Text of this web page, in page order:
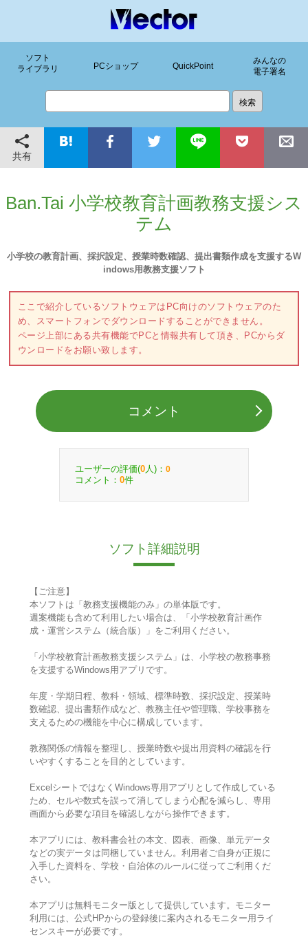
ソフト
ライブラリ
PCショップ QuickPoint
みんなの
電子署名
共有
Ban.Tai 小学校教育計画教務支援シス
テム
小学校の教育計画、採択設定、授業時数確認、提出書類作成を支援するW
indows用教務支援ソフト
ここで紹介しているソフトウェアはPC向けのソフトウェアのた
め、スマートフォンでダウンロードすることができません。
ページ上部にある共有機能でPCと情報共有して頂き、PCからダ
ウンロードをお願い致します。
コメント
ユーザーの評価(0 人)： 0
コメント： 0件
ソフト詳細説明
【ご注意】
本ソフトは「教務支援機能のみ」の単体版です。
週案機能も含めて利用したい場合は、「小学校教育計画作
成・運営システム（統合版）」をご利用ください。
「小学校教育計画教務支援システム」は、小学校の教務事務
を支援するWindows用アプリです。
年度・学期日程、教科・領域、標準時数、採択設定、授業時
数確認、提出書類作成など、教務主任や管理職、学校事務を
支えるための機能を中心に構成しています。
教務関係の情報を整理し、授業時数や提出用資料の確認を行
いやすくすることを目的としています。
ExcelシートではなくWindows専用アプリとして作成している
ため、セルや数式を誤って消してしまう心配を減らし、専用
画面から必要な項目を確認しながら操作できます。
本アプリには、教科書会社の本文、図表、画像、単元データ
などの実データは同梱していません。利用者ご自身が正規に
入手した資料を、学校・自治体のルールに従ってご利用くだ
さい。
本アプリは無料モニター版として提供しています。モニター
利用には、公式HPからの登録後に案内されるモニター用ライ
センスキーが必要です。